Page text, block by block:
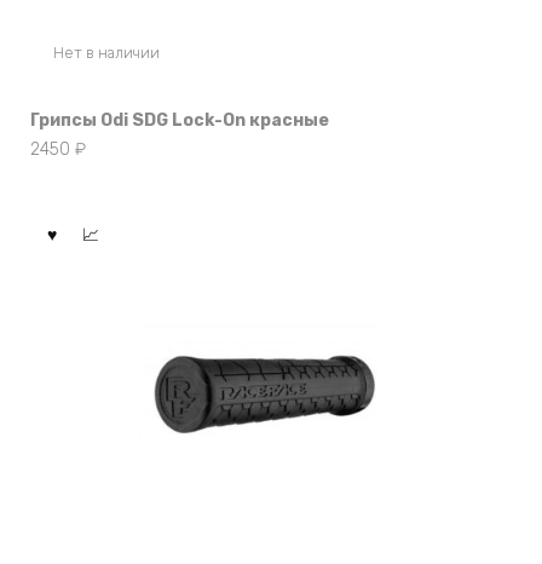
Нет в наличии
Грипсы Odi SDG Lock-On красные
2450 ₽